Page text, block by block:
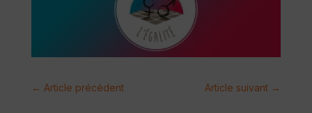
← Article précédent Article suivant →